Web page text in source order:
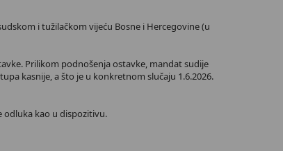
i tužilačkom vijeću Bosne i Hercegovine (u
Prilikom podnošenja ostavke, mandat sudije
kasnije, a što je u konkretnom slučaju 1.6.2026.
odluka kao u dispozitivu.